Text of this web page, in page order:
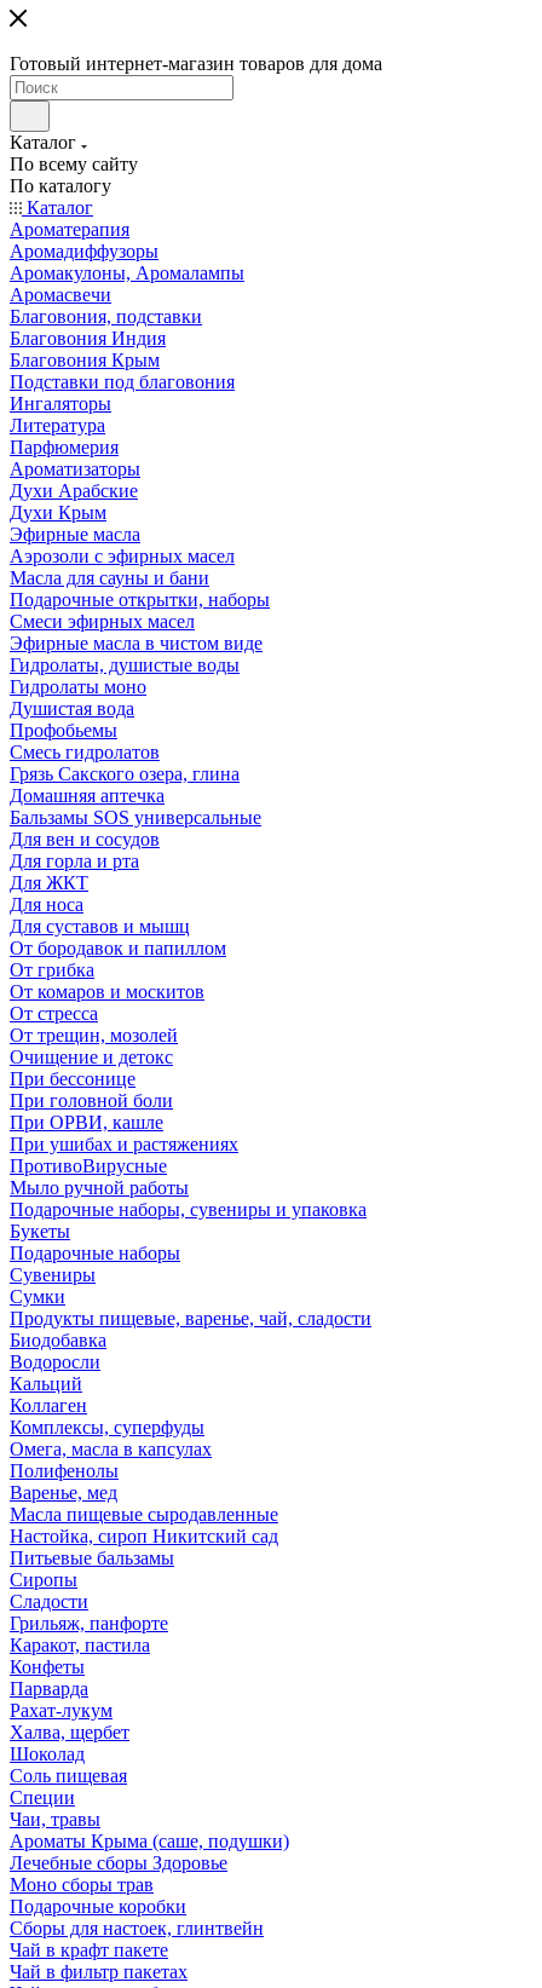
Готовый интернет-магазин товаров для дома
Каталог
По всему сайту
По каталогу
Каталог
Ароматерапия
Аромадиффузоры
Аромакулоны, Аромалампы
Аромасвечи
Благовония, подставки
Благовония Индия
Благовония Крым
Подставки под благовония
Ингаляторы
Литература
Парфюмерия
Ароматизаторы
Духи Арабские
Духи Крым
Эфирные масла
Аэрозоли с эфирных масел
Масла для сауны и бани
Подарочные открытки, наборы
Смеси эфирных масел
Эфирные масла в чистом виде
Гидролаты, душистые воды
Гидролаты моно
Душистая вода
Профобьемы
Смесь гидролатов
Грязь Сакского озера, глина
Домашняя аптечка
Бальзамы SOS универсальные
Для вен и сосудов
Для горла и рта
Для ЖКТ
Для носа
Для суставов и мышц
От бородавок и папиллом
От грибка
От комаров и москитов
От стресса
От трещин, мозолей
Очищение и детокс
При бессонице
При головной боли
При ОРВИ, кашле
При ушибах и растяжениях
ПротивоВирусные
Мыло ручной работы
Подарочные наборы, сувениры и упаковка
Букеты
Подарочные наборы
Сувениры
Сумки
Продукты пищевые, варенье, чай, сладости
Биодобавка
Водоросли
Кальций
Коллаген
Комплексы, суперфуды
Омега, масла в капсулах
Полифенолы
Варенье, мед
Масла пищевые сыродавленные
Настойка, сироп Никитский сад
Питьевые бальзамы
Сиропы
Сладости
Грильяж, панфорте
Каракот, пастила
Конфеты
Парварда
Рахат-лукум
Халва, щербет
Шоколад
Соль пищевая
Специи
Чаи, травы
Ароматы Крыма (саше, подушки)
Лечебные сборы Здоровье
Моно сборы трав
Подарочные коробки
Сборы для настоек, глинтвейн
Чай в крафт пакете
Чай в фильтр пакетах